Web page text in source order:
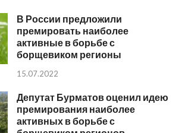
В России предложили
премировать наиболее
активные в борьбе с
борщевиком регионы
15.07.2022
Депутат Бурматов оценил идею
премирования наиболее
активных в борьбе с